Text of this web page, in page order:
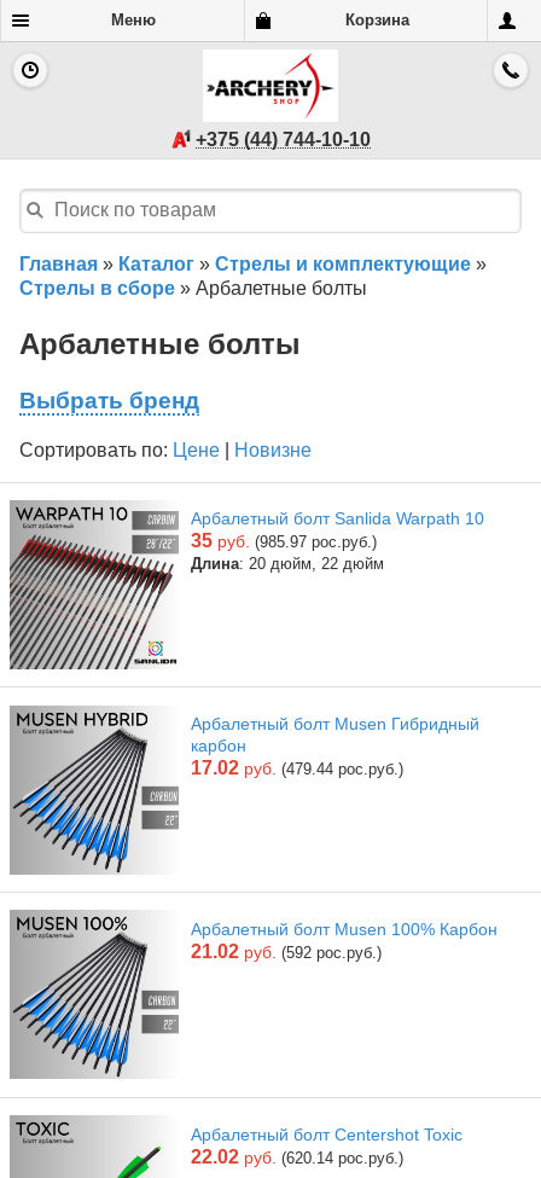
Меню Корзина
+375 (44) 744-10-10
Главная » Каталог » Стрелы и комплектующие »
Стрелы в сборе » Арбалетные болты
Арбалетные болты
Выбрать бренд
Сортировать по: Цене Новизне
Арбалетный болт Sanlida Warpath 10
35 руб. (985.97 рос.руб.)
Длина: 20 дюйм, 22 дюйм
Арбалетный болт Musen Гибридный
карбон
17.02 руб. (479.44 рос.руб.)
Арбалетный болт Musen 100% Карбон
21.02 руб. (592 рос.руб.)
Арбалетный болт Centershot Toxic
22.02 руб. (620.14 рос.руб.)